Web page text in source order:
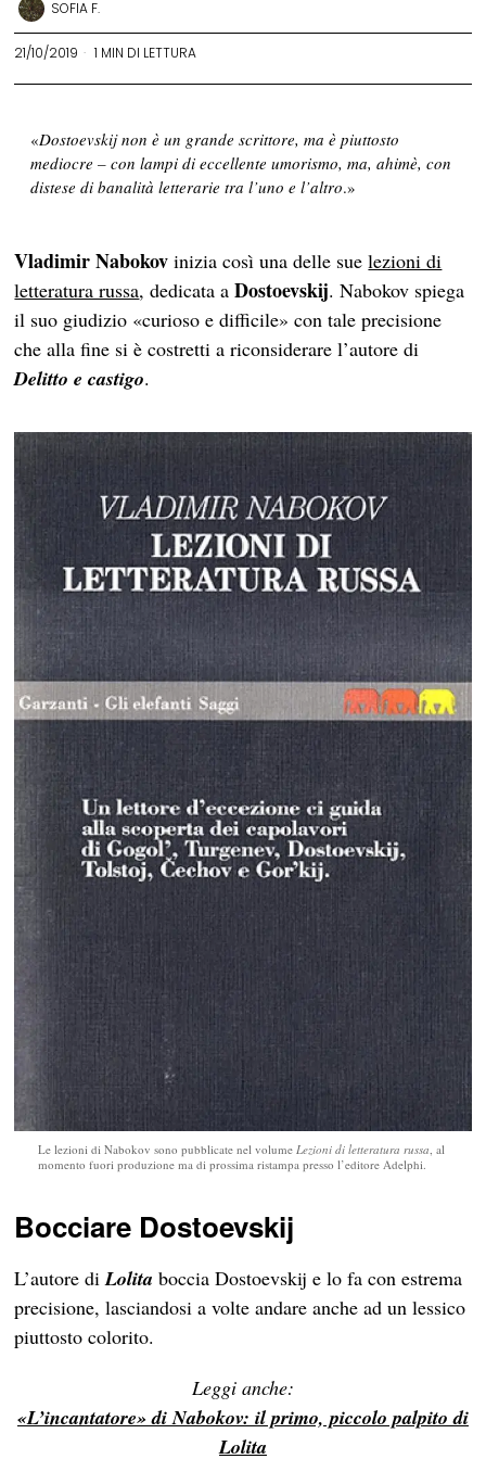
SOFIA F.
21/10/2019 1 MIN DI LETTURA
«Dostoevskij non è un grande scrittore, ma è piuttosto
mediocre – con lampi di eccellente umorismo, ma, ahimè, con
distese di banalità letterarie tra l’uno e l’altro.»
Vladimir Nabokov inizia così una delle suelezioni di
letteratura russa, dedicata aDostoevskij. Nabokov spiega
il suo giudizio «curioso e difficile» con tale precisione
che alla fine si è costretti a riconsiderare l’autore di
Delitto e castigo.
Le lezioni di Nabokov sono pubblicate nel volume Lezioni di letteratura russa , al
momento fuori produzione ma di prossima ristampa presso l’editore Adelphi.
Bocciare Dostoevskij
L’autore diLolita boccia Dostoevskij e lo fa con estrema
precisione, lasciandosi a volte andare anche ad un lessico
piuttosto colorito.
Leggi anche:
«L’incantatore» di Nabokov: il primo, piccolo palpito di
Lolita